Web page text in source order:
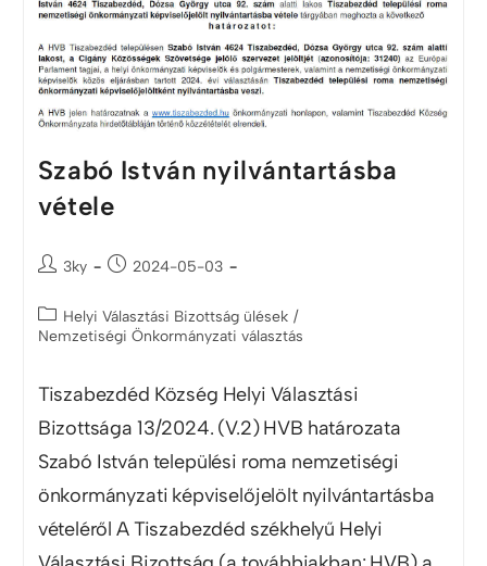
Szabó István nyilvántartásba
vétele
3ky 2024-05-03
Helyi Választási Bizottság ülések /
Nemzetiségi Önkormányzati választás
Tiszabezdéd Község Helyi Választási
Bizottsága 13/2024. (V.2) HVB határozata
Szabó István települési roma nemzetiségi
önkormányzati képviselőjelölt nyilvántartásba
vételéről A Tiszabezdéd székhelyű Helyi